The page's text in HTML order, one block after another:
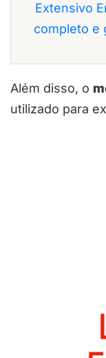
Extensivo
completo e
Além disso, o
utilizado para